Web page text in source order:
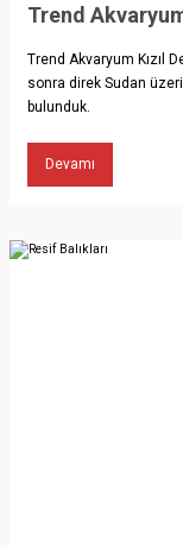
Trend Akvaryum Kızıl
sonra direk Sudan
bulunduk.
Devamı